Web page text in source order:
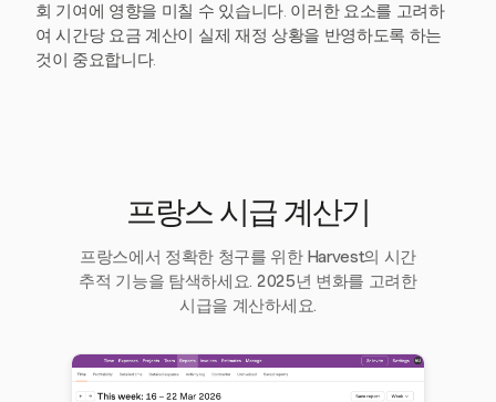
회 기여에 영향을 미칠 수 있습니다. 이러한 요소를 고려하
여 시간당 요금 계산이 실제 재정 상황을 반영하도록 하는
것이 중요합니다.
프랑스 시급 계산기
프랑스에서 정확한 청구를 위한 Harvest의 시간
추적 기능을 탐색하세요. 2025년 변화를 고려한
시급을 계산하세요.